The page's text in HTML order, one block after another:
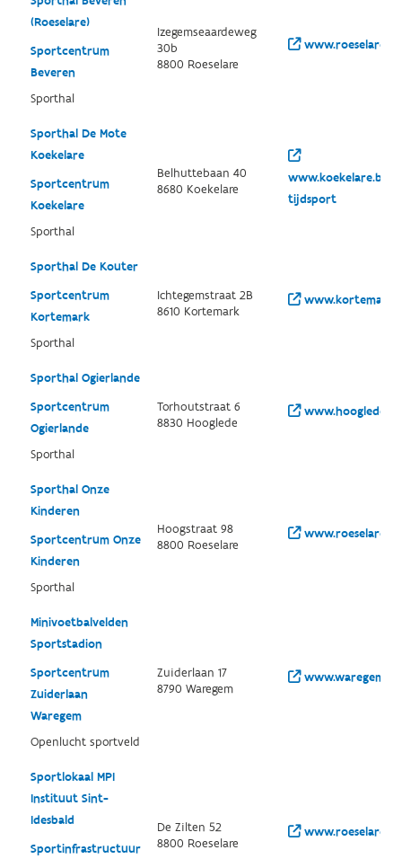
(Roeselare)
Sportcentrum
Beveren
Sporthal
Izegemseaardeweg
30b
8800 Roeselare
Sporthal De Mote
Koekelare
Sportcentrum
Koekelare
Sporthal
Belhuttebaan 40
8680 Koekelare
tijdsport
Sporthal De Kouter
Sportcentrum
Kortemark
Sporthal
Ichtegemstraat 2B
8610 Kortemark
Sporthal Ogierlande
Sportcentrum
Ogierlande
Sporthal
Torhoutstraat 6
8830 Hooglede
Sporthal Onze
Kinderen
Sportcentrum Onze
Kinderen
Sporthal
Hoogstraat 98
8800 Roeselare
Minivoetbalvelden
Sportstadion
Sportcentrum
Zuiderlaan
Waregem
Openlucht sportveld
Zuiderlaan 17
8790 Waregem
Sportlokaal MPI
Instituut Sint-
Idesbald
Sportinfrastructuur
De Zilten 52
8800 Roeselare